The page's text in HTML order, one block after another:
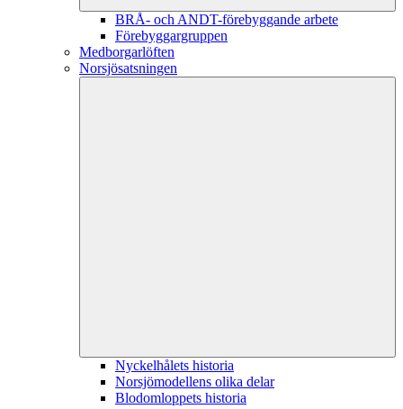
BRÅ- och ANDT-förebyggande arbete
Förebyggargruppen
Medborgarlöften
Norsjösatsningen
Nyckelhålets historia
Norsjömodellens olika delar
Blodomloppets historia